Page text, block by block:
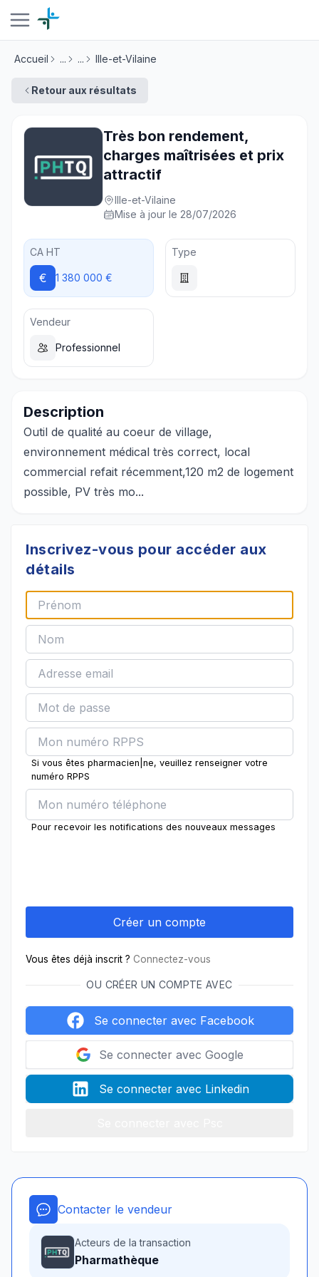
Accueil ... ... Ille-et-Vilaine
Retour aux résultats
Très bon rendement,
charges maîtrisées et prix
attractif
Ille-et-Vilaine
Mise à jour le 28/07/2026
CA HT
€ 1 380 000 €
Type
Vendeur
Professionnel
Description
Outil de qualité au coeur de village,
environnement médical très correct, local
commercial refait récemment,120 m2 de logement
possible, PV très mo...
Inscrivez-vous pour accéder aux
détails
Si vous êtes pharmacien|ne, veuillez renseigner votre
numéro RPPS
Pour recevoir les notifications des nouveaux messages
Vous êtes déjà inscrit ? Connectez-vous
OU CRÉER UN COMPTE AVEC
Se connecter avec Facebook
Se connecter avec Google
Se connecter avec Linkedin
Contacter le vendeur
Acteurs de la transaction
Pharmathèque